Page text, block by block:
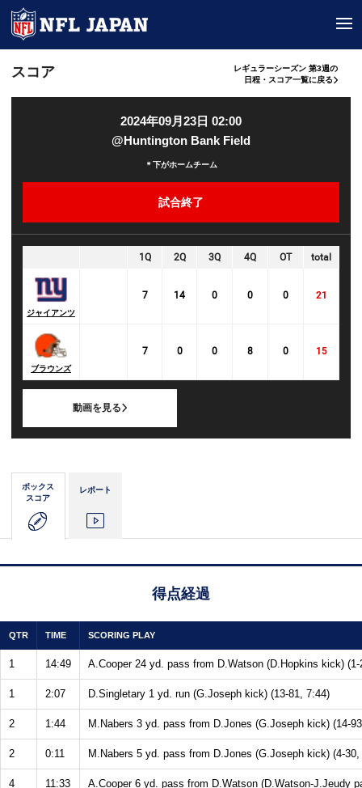
スコア
レギュラーシーズン 第3週の
日程・スコア一覧に戻る
2024年09月23日 02:00
@Huntington Bank Field
＊下がホームチーム
試合終了
1Q 2Q 3Q 4Q OT total
ジャイアンツ
7 14 0 0 0 21
ブラウンズ
7 0 0 8 0 15
動画を見る
ボックス
スコア
レポート
得点経過
QTR TIME SCORING PLAY
1 14:49 A.Cooper 24 yd. pass from D.Watson (D.Hopkins kick) (1-
1 2:07 D.Singletary 1 yd. run (G.Joseph kick) (13-81, 7:44)
2 1:44 M.Nabers 3 yd. pass from D.Jones (G.Joseph kick) (14-
2 0:11 M.Nabers 5 yd. pass from D.Jones (G.Joseph kick) (4-30,
4 11:33 A.Cooper 6 yd. pass from D.Watson (D.Watson-J.Jeudy